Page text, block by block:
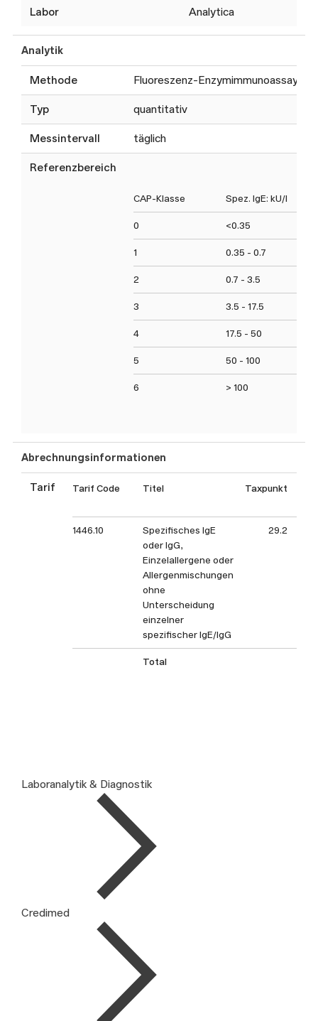
Labor Analytica
Analytik
Methode Fluoreszenz-Enzymimmunoassay
Typ quantitativ
Messintervall täglich
Referenzbereich
CAP-Klasse Spez. IgE: kU/l
0 <0.35
1 0.35 - 0.7
2 0.7 - 3.5
3 3.5 - 17.5
4 17.5 - 50
5 50 - 100
6 > 100
Abrechnungsinformationen
Tarif Tarif Code Titel Taxpunkt
1446.10
Spezifisches IgE
oder IgG,
Einzelallergene oder
Allergenmischungen
ohne
Unterscheidung
einzelner
spezifischer IgE/IgG
29.2
Total
Laboranalytik & Diagnostik
Credimed